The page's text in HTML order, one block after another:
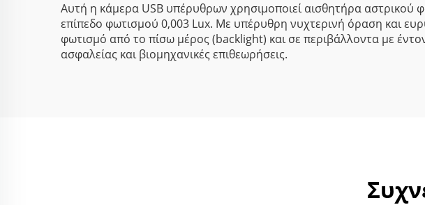
Αυτή η κάμερα USB υπέρυθρων χρησιμοποιεί αισθητήρα αστρικού
επίπεδο φωτισμού 0,003 Lux. Με υπέρυθρη νυχτερινή όραση και
φωτισμό από το πίσω μέρος (backlight) και σε περιβάλλοντα με
ασφαλείας και βιομηχανικές επιθεωρήσεις.